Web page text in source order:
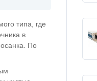
типа, где
в
По